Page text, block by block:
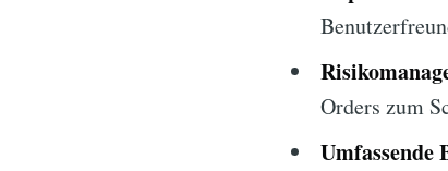
Orders zum
Umfassende